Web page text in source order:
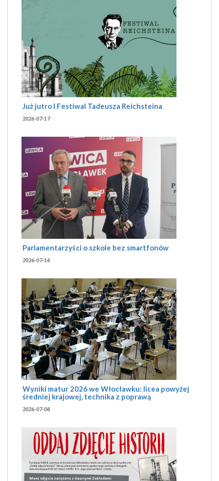
Już jutro I Festiwal Tadeusza Reichsteina
2026-07-17
Parlamentarzyści o szkole bez smartfonów
2026-07-14
Wyniki matur 2026 we Włocławku: licea powyżej
średniej krajowej, technika z poprawą
2026-07-08